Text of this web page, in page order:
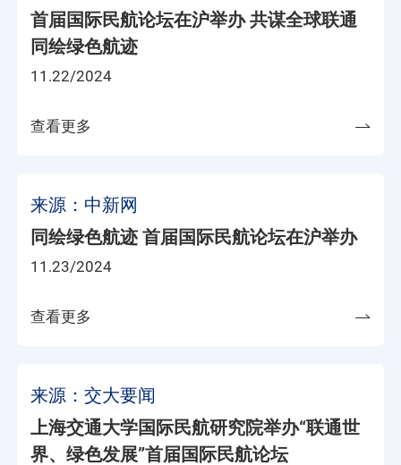
首届国际民航论坛在沪举办 共谋全球联通
同绘绿色航迹
11.22/2024
查看更多
来源：中新网
同绘绿色航迹 首届国际民航论坛在沪举办
11.23/2024
查看更多
来源：交大要闻
上海交通大学国际民航研究院举办“联通世
界、绿色发展”首届国际民航论坛